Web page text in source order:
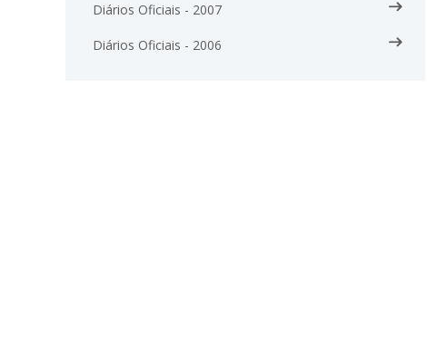
Diários Oficiais - 2007
Diários Oficiais - 2006